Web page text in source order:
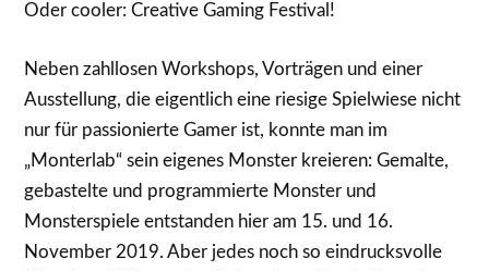
Oder cooler: Creative Gaming Festival!
Neben zahllosen Workshops, Vorträgen und einer
Ausstellung, die eigentlich eine riesige Spielwiese nicht
nur für passionierte Gamer ist, konnte man im
„Monterlab“ sein eigenes Monster kreieren: Gemalte,
gebastelte und programmierte Monster und
Monsterspiele entstanden hier am 15. und 16.
November 2019. Aber jedes noch so eindrucksvolle